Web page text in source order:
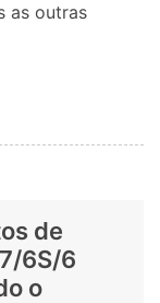
as outras
de
6S/6
o